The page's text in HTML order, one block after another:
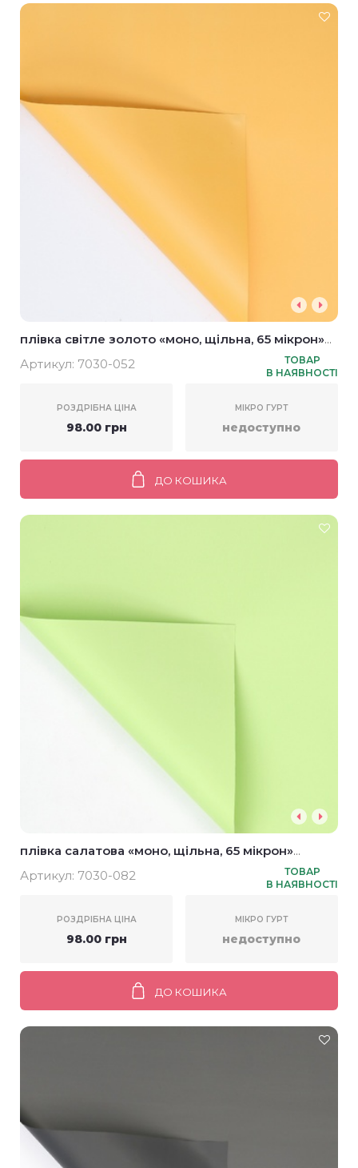
плівка світле золото «моно, щільна, 65 мікрон»
58*58см (20шт)
Артикул: 7030-052
ТОВАР
В НАЯВНОСТІ
РОЗДРІБНА ЦІНА
98.00 грн
МІКРО ГУРТ
недоступно
ДО КОШИКА
плівка салатова «моно, щільна, 65 мікрон»
58*58см (20шт)
Артикул: 7030-082
ТОВАР
В НАЯВНОСТІ
РОЗДРІБНА ЦІНА
98.00 грн
МІКРО ГУРТ
недоступно
ДО КОШИКА